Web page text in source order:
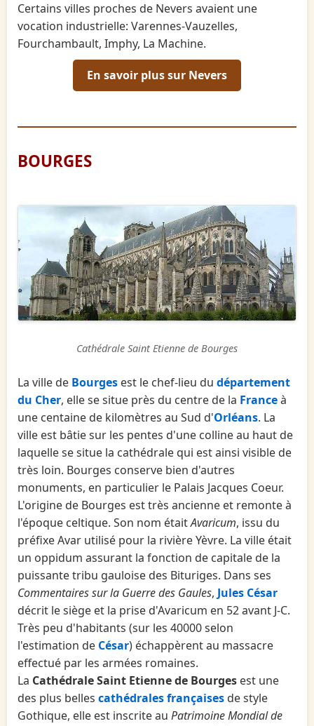
Certains villes proches de Nevers avaient une
vocation industrielle: Varennes-Vauzelles,
Fourchambault, Imphy, La Machine.
En savoir plus sur Nevers
BOURGES
Cathédrale Saint Etienne de Bourges
La ville de Bourges est le chef-lieu du département
du Cher, elle se situe près du centre de la Franceà
une centaine de kilomètres au Sud d'Orléans. La
ville est bâtie sur les pentes d'une colline au haut de
laquelle se situe la cathédrale qui est ainsi visible de
très loin. Bourges conserve bien d'autres
monuments, en particulier le Palais Jacques Coeur.
L'origine de Bourges est très ancienne et remonte à
l'époque celtique. Son nom étaitAvaricum, issu du
préfixe Avar utilisé pour la rivière Yèvre. La ville était
un oppidum assurant la fonction de capitale de la
puissante tribu gauloise des Bituriges. Dans ses
Commentaires sur la Guerre des Gaules, Jules César
décrit le siège et la prise d'Avaricum en 52 avant J-C.
Très peu d'habitants (sur les 40000 selon
l'estimation de César) échappèrent au massacre
effectué par les armées romaines.
La Cathédrale Saint Etienne de Bourges est une
des plus belles cathédrales françaises de style
Gothique, elle est inscrite au Patrimoine Mondial de